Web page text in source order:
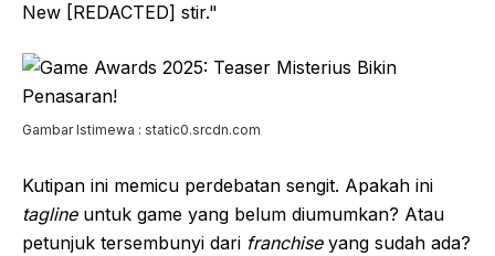
New [REDACTED] stir."
Gambar Istimewa : static0.srcdn.com
Kutipan ini memicu perdebatan sengit. Apakah ini
taglineuntuk game yang belum diumumkan? Atau
petunjuk tersembunyi dari franchiseyang sudah ada?